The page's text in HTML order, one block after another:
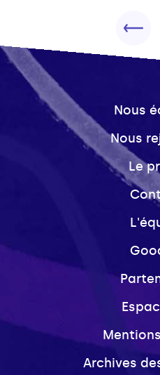
Nous
Nous
Le
Archives